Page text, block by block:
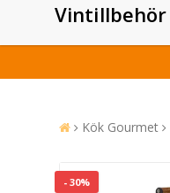
Vintillbehör
Kök Gourmet
- 30%